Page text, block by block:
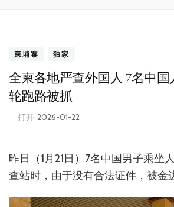
柬埔寨 独家
全柬各地严查外国人 7名中
轮跑路被抓
打开 2026-01-22
昨日（1月21日）7名中国男子乘坐
查站时，由于没有合法证件，被金